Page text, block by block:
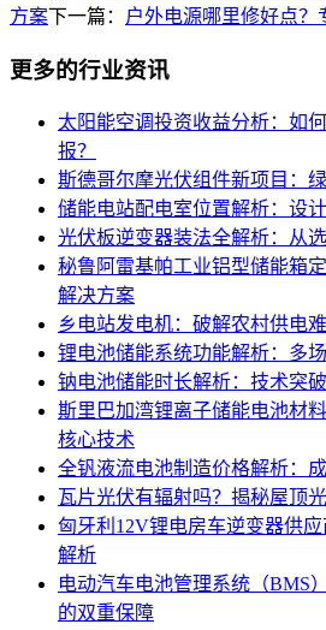
方案下一篇： 户外电源哪里修好点？
更多的行业资讯
太阳能空调投资收益分析：如
报？
斯德哥尔摩光伏组件新项目：
储能电站配电室位置解析：设
光伏板逆变器装法全解析：从
秘鲁阿雷基帕工业铝型储能箱
解决方案
乡电站发电机：破解农村供电
锂电池储能系统功能解析：多
钠电池储能时长解析：技术突
斯里巴加湾锂离子储能电池材
核心技术
全钒液流电池制造价格解析：
瓦片光伏有辐射吗？揭秘屋顶
匈牙利12V锂电房车逆变器供
解析
电动汽车电池管理系统（BMS
的双重保障